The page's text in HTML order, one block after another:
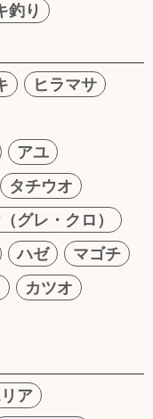
釣り
ヒラマサ
アユ
タチウオ
グレ・クロ）
ハゼ
マゴチ
カツオ
ア